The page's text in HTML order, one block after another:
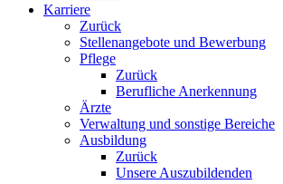
Karriere
Zurück
Stellenangebote und Bewerbung
Pflege
Zurück
Berufliche Anerkennung
Ärzte
Verwaltung und sonstige Bereiche
Ausbildung
Zurück
Unsere Auszubildenden